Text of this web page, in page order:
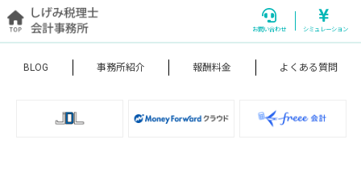
BLOG 事務所紹介 報酬料金 よくある質問
お問い合わせ シミュレーション